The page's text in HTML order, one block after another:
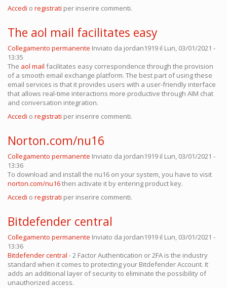
Accedi o registrati per inserire commenti.
The aol mail facilitates easy
Collegamento permanente Inviato da jordan1919 il Lun, 03/01/2021 -
13:35
The aol mail facilitates easy correspondence through the provision
of a smooth email exchange platform. The best part of using these
email services is that it provides users with a user-friendly interface
that allows real-time interactions more productive through AIM chat
and conversation integration.
Accedi o registrati per inserire commenti.
Norton.com/nu16
Collegamento permanente Inviato da jordan1919 il Lun, 03/01/2021 -
13:36
To download and install the nu16 on your system, you have to visit
norton.com/nu16then activate it by entering product key.
Accedi o registrati per inserire commenti.
Bitdefender central
Collegamento permanente Inviato da jordan1919 il Lun, 03/01/2021 -
13:36
Bitdefender central - 2 Factor Authentication or 2FA is the industry
standard when it comes to protecting your Bitdefender Account. It
adds an additional layer of security to eliminate the possibility of
unauthorized access.